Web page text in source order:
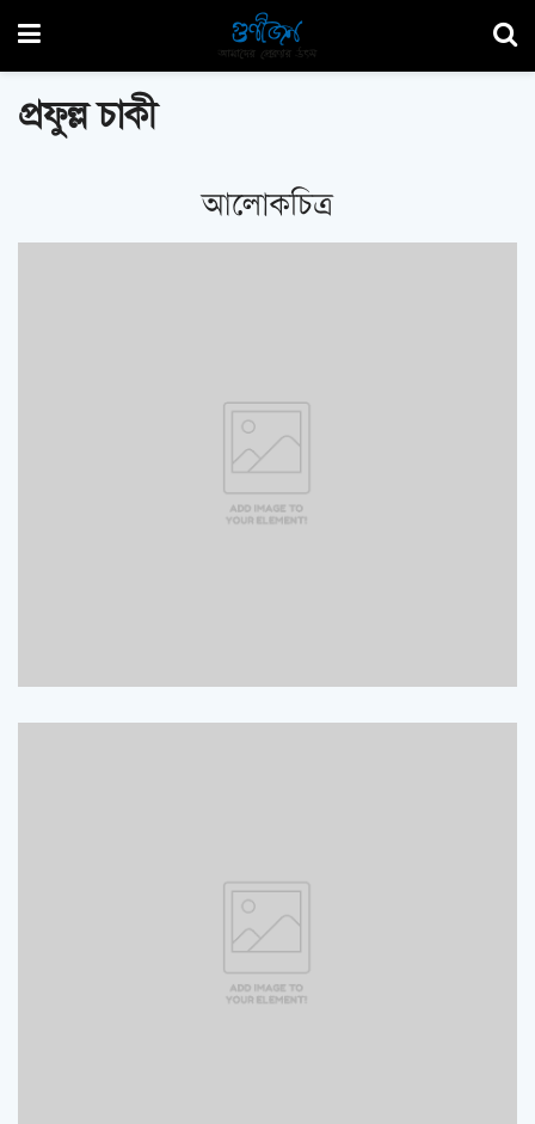
প্রফুল্ল চাকী
আলোকচিত্র